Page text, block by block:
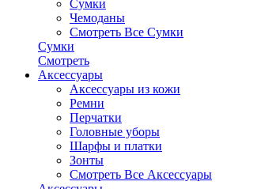
Сумки
Чемоданы
Смотреть Все Сумки
Сумки
Смотреть
Аксессуары
Аксессуары из кожи
Ремни
Перчатки
Головные уборы
Шарфы и платки
Зонты
Смотреть Все Аксессуары